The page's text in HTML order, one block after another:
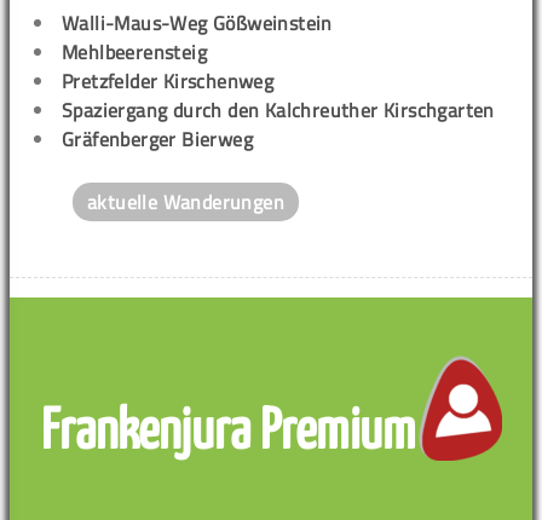
Walli-Maus-Weg Gößweinstein
Mehlbeerensteig
Pretzfelder Kirschenweg
Spaziergang durch den Kalchreuther Kirschgarten
Gräfenberger Bierweg
aktuelle Wanderungen
Frankenjura Premium